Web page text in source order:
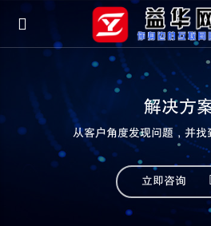
解决方
从客户角度发现问题，并
立即咨询